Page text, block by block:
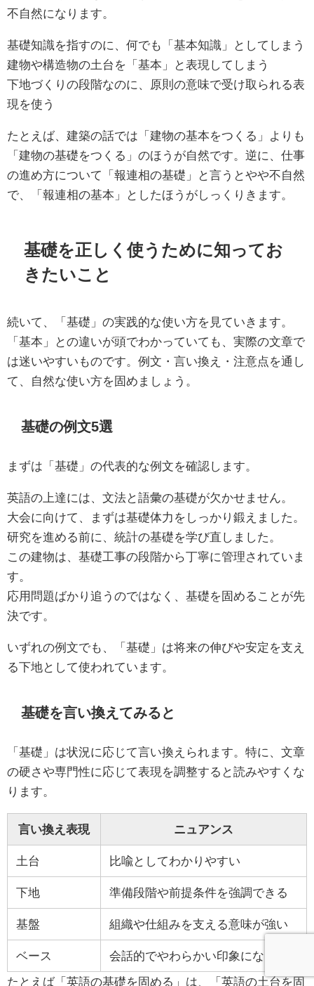
不自然になります。
基礎知識を指すのに、何でも「基本知識」としてしまう
建物や構造物の土台を「基本」と表現してしまう
下地づくりの段階なのに、原則の意味で受け取られる表
現を使う
たとえば、建築の話では「建物の基本をつくる」よりも
「建物の基礎をつくる」のほうが自然です。逆に、仕事
の進め方について「報連相の基礎」と言うとやや不自然
で、「報連相の基本」としたほうがしっくりきます。
基礎を正しく使うために知ってお
きたいこと
続いて、「基礎」の実践的な使い方を見ていきます。
「基本」との違いが頭でわかっていても、実際の文章で
は迷いやすいものです。例文・言い換え・注意点を通し
て、自然な使い方を固めましょう。
基礎の例文5選
まずは「基礎」の代表的な例文を確認します。
英語の上達には、文法と語彙の基礎が欠かせません。
大会に向けて、まずは基礎体力をしっかり鍛えました。
研究を進める前に、統計の基礎を学び直しました。
この建物は、基礎工事の段階から丁寧に管理されていま
す。
応用問題ばかり追うのではなく、基礎を固めることが先
決です。
いずれの例文でも、「基礎」は将来の伸びや安定を支え
る下地として使われています。
基礎を言い換えてみると
「基礎」は状況に応じて言い換えられます。特に、文章
の硬さや専門性に応じて表現を調整すると読みやすくな
ります。
言い換え表現 ニュアンス
土台 比喩としてわかりやすい
下地 準備段階や前提条件を強調できる
基盤 組織や仕組みを支える意味が強い
ベース 会話的でやわらかい印象になる
たとえば「英語の基礎を固める」は、「英語の土台を固